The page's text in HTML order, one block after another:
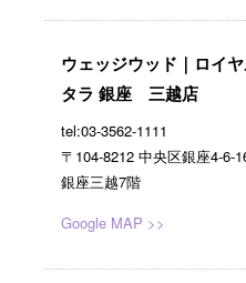
ウェッジウッド｜ロイ
タラ 銀座 三越店
tel:03-3562-1111
〒104-8212 中央区銀座4-6-
銀座三越7階
Google MAP >>